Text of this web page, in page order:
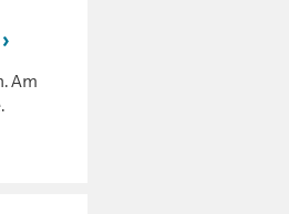
Am